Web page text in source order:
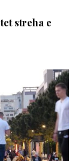
streha e